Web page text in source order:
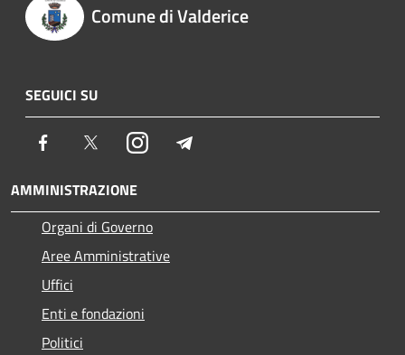
Comune di Valderice
SEGUICI SU
Facebook TwitterInstagram
AMMINISTRAZIONE
Organi di Governo
Aree Amministrative
Uffici
Enti e fondazioni
Politici